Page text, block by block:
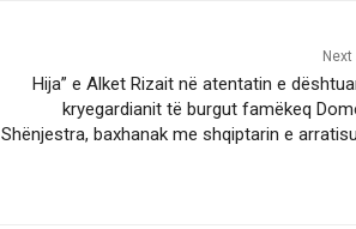
Hija” e Alket Rizait në atentatin e
kryegardianit të burgut famëkeq
Shënjestra, baxhanak me shqiptarin e